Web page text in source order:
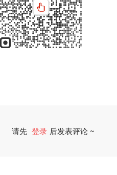
请先 登录 后发表评论 ~